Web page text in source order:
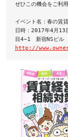
ぜひこの機会をご利用
イベント名：春の賃
日時：2017年4月
目4−1　新宿NSビル
http://